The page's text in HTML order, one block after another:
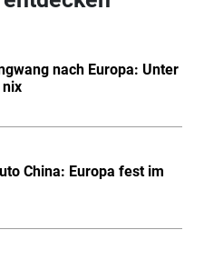
nach Europa: Unter
nix
China: Europa fest im